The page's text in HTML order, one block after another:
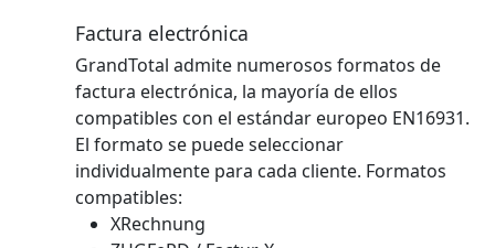
Factura electrónica
GrandTotal admite numerosos formatos de
factura electrónica, la mayoría de ellos
compatibles con el estándar europeo EN16931.
El formato se puede seleccionar
individualmente para cada cliente. Formatos
compatibles:
XRechnung